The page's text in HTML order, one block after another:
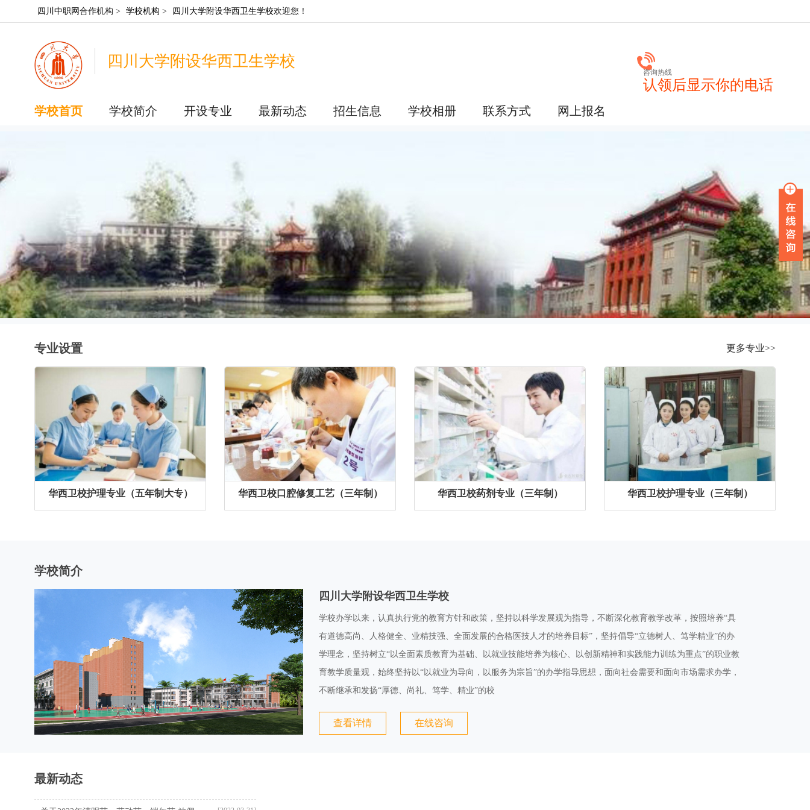
四川中职网 合作机构 > 学校机构 > 四川大学附设华西卫生学校欢迎您！
四川大学附设华西卫生学校
咨询热线
认领后显示你的电话
学校首页 学校简介 开设专业 最新动态 招生信息 学校相册 联系方式 网上报名
专业设置 更多专业>>
华西卫校护理专业（五年制大专） 华西卫校口腔修复工艺（三年制） 华西卫校药剂专业（三年制） 华西卫校护理专业（三年制）
学校简介
四川大学附设华西卫生学校
学校办学以来，认真执行党的教育方针和政策，坚持以科学发展观为指导，不断深化教育教学改革，按照培养“具
有道德高尚、人格健全、业精技强、全面发展的合格医技人才的培养目标”，坚持倡导“立德树人、笃学精业”的办
学理念，坚持树立“以全面素质教育为基础、以就业技能培养为核心、以创新精神和实践能力训练为重点”的职业教
育教学质量观，始终坚持以“以就业为导向，以服务为宗旨”的办学指导思想，面向社会需要和面向市场需求办学，
不断继承和发扬“厚德、尚礼、笃学、精业”的校
查看详情 在线咨询
最新动态